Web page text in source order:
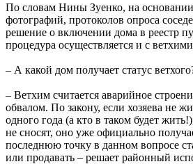
По словам Нины Зуенко, на
фотографий, протоколов опроса
решение о включении дома в реестр
процедура осуществляется и с
– А какой дом получает статус
– Ветхим считается аварийное
обвалом. По закону, если хозяева не
одного года (а кто в таком будет
не сносят, оно уже официально
последнюю точку в данном вопросе
или продавать – решает районный